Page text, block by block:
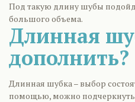
Под такую длину шубы
большого объема.
Длинная
дополнить?
Длинная шубка – выбор
помощью, можно подчеркнуть